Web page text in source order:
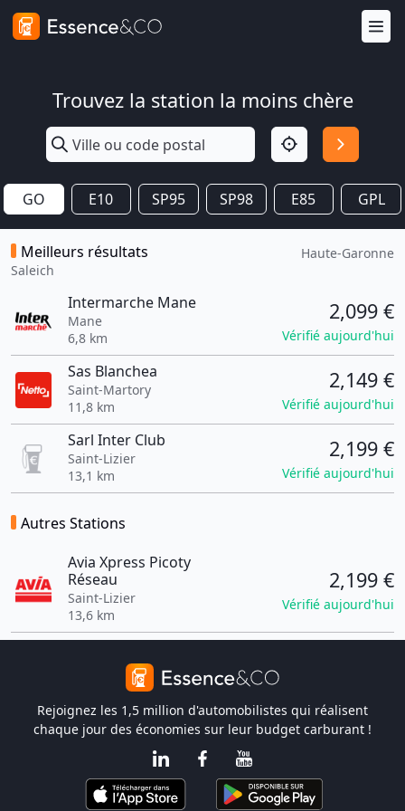
Trouvez la station la moins chère
GO E10 SP95 SP98 E85 GPL
Meilleurs résultats
Saleich
Haute-Garonne
Intermarche Mane
Mane
6,8 km
2,099 €
Vérifié aujourd'hui
Sas Blanchea
Saint-Martory
11,8 km
2,149 €
Vérifié aujourd'hui
Sarl Inter Club
Saint-Lizier
13,1 km
2,199 €
Vérifié aujourd'hui
Autres Stations
Avia Xpress Picoty
Réseau
Saint-Lizier
13,6 km
2,199 €
Vérifié aujourd'hui
Rejoignez les 1,5 million d'automobilistes qui réalisent
chaque jour des économies sur leur budget carburant !